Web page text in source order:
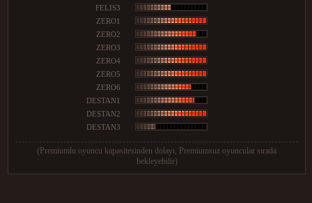
FELIS3
ZERO1
ZERO2
ZERO3
ZERO4
ZERO5
ZERO6
DESTAN1
DESTAN2
DESTAN3
(Premiumlu oyuncu kapasitesinden dolayı, Premiumsuz oyuncular sırada
bekleyebilir)